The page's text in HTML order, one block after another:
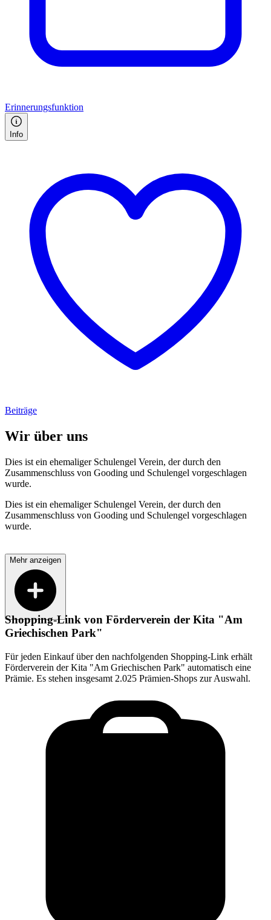
Erinnerungsfunktion
Info
Beiträge
Wir über uns
Dies ist ein ehemaliger Schulengel Verein, der durch den
Zusammenschluss von Gooding und Schulengel vorgeschlagen
wurde.
Dies ist ein ehemaliger Schulengel Verein, der durch den
Zusammenschluss von Gooding und Schulengel vorgeschlagen
wurde.
Mehr anzeigen
Shopping-Link von Förderverein der Kita "Am
Griechischen Park"
Für jeden Einkauf über den nachfolgenden Shopping-Link erhält
Förderverein der Kita "Am Griechischen Park" automatisch eine
Prämie. Es stehen insgesamt 2.025 Prämien-Shops zur Auswahl.